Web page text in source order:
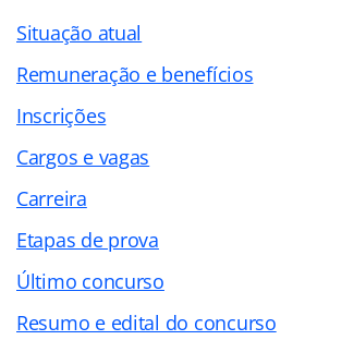
Situação atual
Remuneração e benefícios
Inscrições
Cargos e vagas
Carreira
Etapas de prova
Último concurso
Resumo e edital do concurso